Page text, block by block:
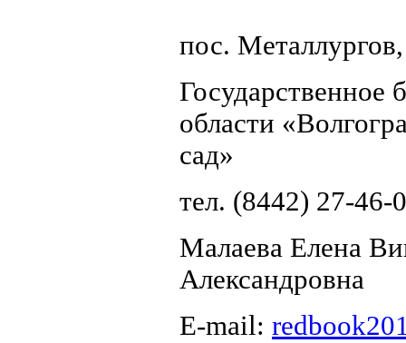
пос.
Государственное
области
сад»
тел. (8442) 27-46-
Малаева Елена
Александровна
E-mail: